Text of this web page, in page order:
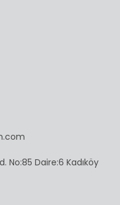
No:85 Daire:6 Kadıköy